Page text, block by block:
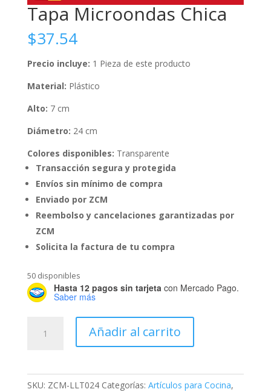
Tapa Microondas Chica
$37.54
Precio incluye: 1 Pieza de este producto
Material: Plástico
Alto: 7 cm
Diámetro: 24 cm
Colores disponibles: Transparente
Transacción segura y protegida
Envíos sin mínimo de compra
Enviado por ZCM
Reembolso y cancelaciones garantizadas por
ZCM
Solicita la factura de tu compra
50 disponibles
Hasta 12 pagos sin tarjeta con Mercado Pago.
Saber más
Microondas
Añadir al carrito
SKU: ZCM-LLT024 Categorías: Artículos para Cocina,